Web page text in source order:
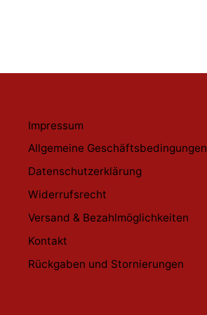
Impressum
Allgemeine Geschäftsbedingungen
Datenschutzerklärung
Widerrufsrecht
Versand & Bezahlmöglichkeiten
Kontakt
Rückgaben und Stornierungen